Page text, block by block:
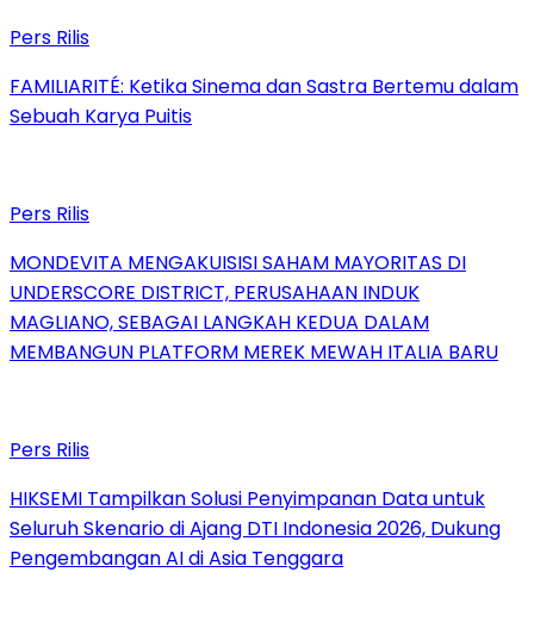
Pers Rilis
FAMILIARITÉ: Ketika Sinema dan Sastra Bertemu dalam
Sebuah Karya Puitis
Pers Rilis
MONDEVITA MENGAKUISISI SAHAM MAYORITAS DI
UNDERSCORE DISTRICT, PERUSAHAAN INDUK
MAGLIANO, SEBAGAI LANGKAH KEDUA DALAM
MEMBANGUN PLATFORM MEREK MEWAH ITALIA BARU
Pers Rilis
HIKSEMI Tampilkan Solusi Penyimpanan Data untuk
Seluruh Skenario di Ajang DTI Indonesia 2026, Dukung
Pengembangan AI di Asia Tenggara